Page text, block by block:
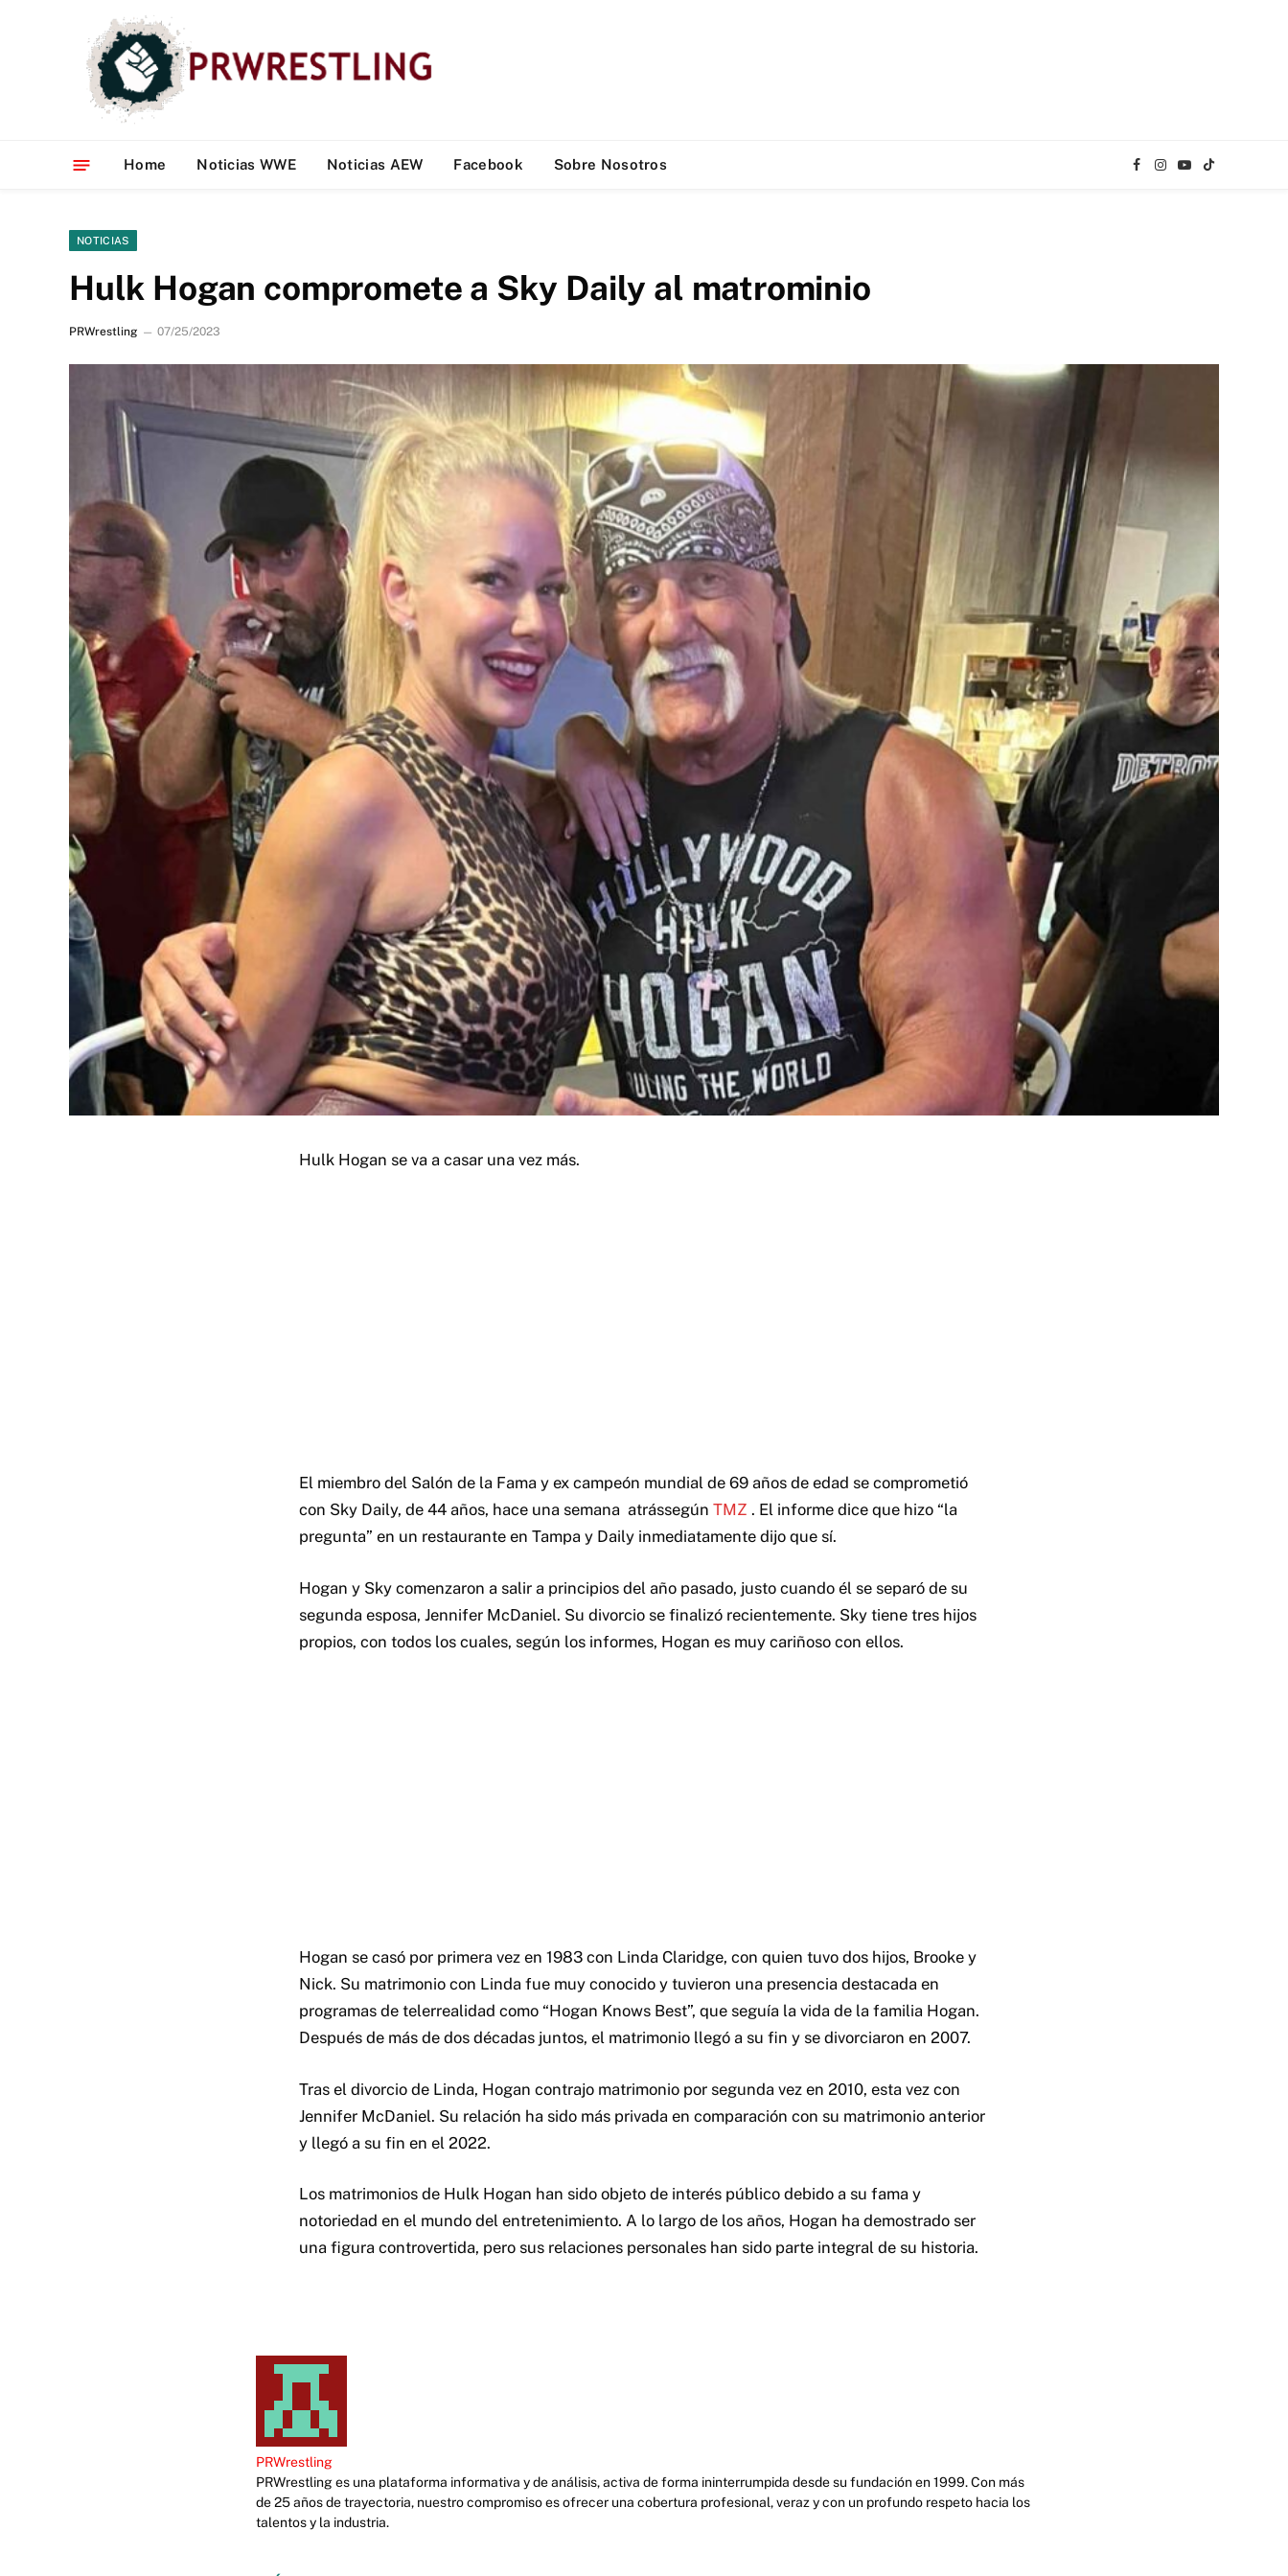
Home Noticias WWE Noticias AEW Facebook Sobre Nosotros
Facebook
Instagram
YouTube
TikTok
NOTICIAS
Hulk Hogan compromete a Sky Daily al matrominio
PRWrestling 07/25/2023
Hulk Hogan se va a casar una vez más.
El miembro del Salón de la Fama y ex campeón mundial de 69 años de edad se comprometió
con Sky Daily, de 44 años, hace una semana atrássegún TMZ . El informe dice que hizo “la
pregunta” en un restaurante en Tampa y Daily inmediatamente dijo que sí.
Hogan y Sky comenzaron a salir a principios del año pasado, justo cuando él se separó de su
segunda esposa, Jennifer McDaniel. Su divorcio se finalizó recientemente. Sky tiene tres hijos
propios, con todos los cuales, según los informes, Hogan es muy cariñoso con ellos.
Hogan se casó por primera vez en 1983 con Linda Claridge, con quien tuvo dos hijos, Brooke y
Nick. Su matrimonio con Linda fue muy conocido y tuvieron una presencia destacada en
programas de telerrealidad como “Hogan Knows Best”, que seguía la vida de la familia Hogan.
Después de más de dos décadas juntos, el matrimonio llegó a su fin y se divorciaron en 2007.
Tras el divorcio de Linda, Hogan contrajo matrimonio por segunda vez en 2010, esta vez con
Jennifer McDaniel. Su relación ha sido más privada en comparación con su matrimonio anterior
y llegó a su fin en el 2022.
Los matrimonios de Hulk Hogan han sido objeto de interés público debido a su fama y
notoriedad en el mundo del entretenimiento. A lo largo de los años, Hogan ha demostrado ser
una figura controvertida, pero sus relaciones personales han sido parte integral de su historia.
PRWrestling
PRWrestling es una plataforma informativa y de análisis, activa de forma ininterrumpida desde su fundación en 1999. Con más
de 25 años de trayectoria, nuestro compromiso es ofrecer una cobertura profesional, veraz y con un profundo respeto hacia los
talentos y la industria.